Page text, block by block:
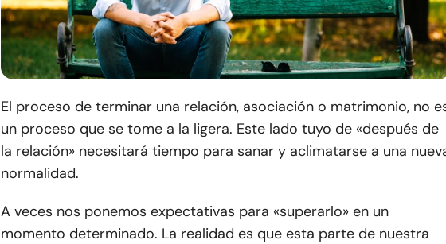
El proceso de terminar una relación, asociación o matrimonio, no
un proceso que se tome a la ligera. Este lado tuyo de «después de
la relación» necesitará tiempo para sanar y aclimatarse a una
normalidad.
A veces nos ponemos expectativas para «superarlo» en un
momento determinado. La realidad es que esta parte de nuestra